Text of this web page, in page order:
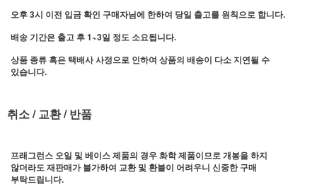
오후 3시 이전 입금 확인 구매자님에 한하여 당일 출고를 원칙으로 합니다.
배송 기간은 출고 후 1~3일 정도 소요됩니다.
상품 종류 혹은 택배사 사정으로 인하여 상품의 배송이 다소 지연될 수
있습니다.
취소 / 교환 / 반품
프래그런스 오일 및 베이스 제품의 경우 화학 제품이므로 개봉을 하지
않더라도 재판매가 불가하여 교환 및 환불이 어려우니 신중한 구매
부탁드립니다.